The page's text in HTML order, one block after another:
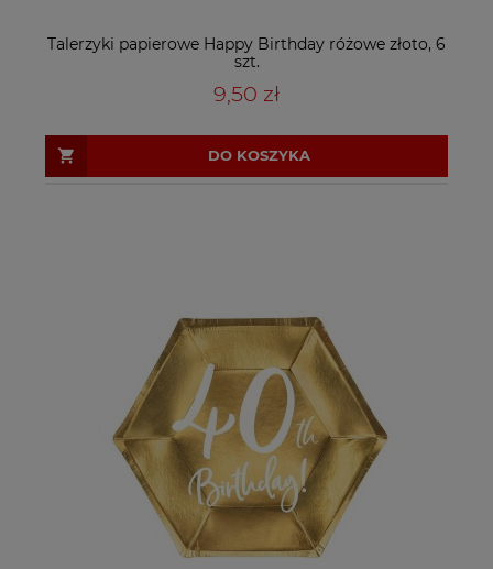
Talerzyki papierowe Happy Birthday różowe złoto, 6
szt.
9,50 zł
DO KOSZYKA